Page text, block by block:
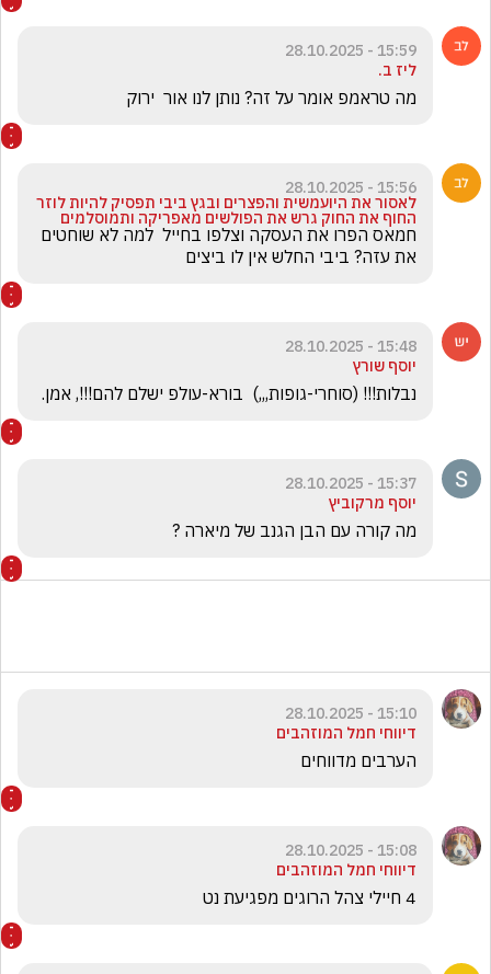
15:59 - 28.10.2025
ליז ב.
מה טראמפ אומר על זה? נותן לנו אור  ירוק
15:56 - 28.10.2025
לאסור את היועמשית והפצרים ובגץ ביבי תפסיק להיות לוזר
החוף את החוק גרש את הפולשים מאפריקה ותמוסלמים
את עזה? ביבי החלש אין לו ביצים
15:48 - 28.10.2025
יוסף שורץ
נבלות!!! (סוחרי-גופות,,,)  בורא-עולפ ישלם להם!!!, אמן.
15:37 - 28.10.2025
יוסף מרקוביץ
מה קורה עם הבן הגנב של מיארה ?
15:10 - 28.10.2025
דיווחי חמל המוזהבים
הערבים מדווחים
15:08 - 28.10.2025
דיווחי חמל המוזהבים
4 חיילי צהל הרוגים מפגיעת נט